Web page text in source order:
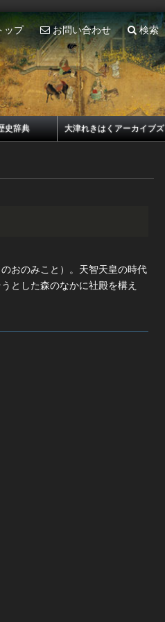
ップ お問い合わせ 検索
史辞典 大津れきはくアーカイブズ
おのみこと）。天智天皇の時代
とした森のなかに社殿を構え